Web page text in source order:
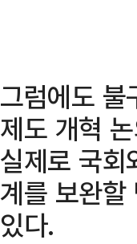
그럼에도
제도 개혁
실제로 국
계를 보완
있다.